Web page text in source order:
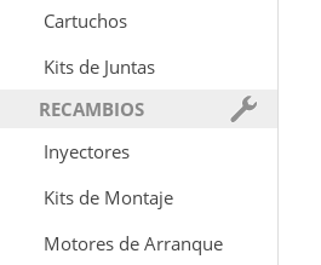
Cartuchos
Kits de Juntas
RECAMBIOS
Inyectores
Kits de Montaje
Motores de Arranque